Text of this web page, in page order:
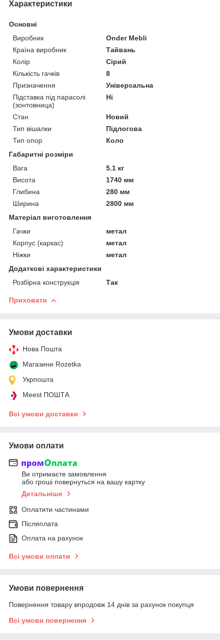
Характеристики
Основні
Виробник
Onder Mebli
Країна виробник
Тайвань
Колір
Сірий
Кількість гачків
8
Призначення
Універсальна
Підставка під парасолі
(зонтовница)
Ні
Стан
Новий
Тип вішалки
Підлогова
Тип опор
Коло
Габаритні розміри
Вага
5.1 кг
Висота
1740 мм
Глибина
280 мм
Ширина
2800 мм
Матеріал виготовлення
Гачки
метал
Корпус (каркас)
метал
Ніжки
метал
Додаткові характеристики
Розбірна конструкція
Так
Приховати
Умови доставки
Нова Пошта
Магазини Rozetka
Укрпошта
Meest ПОШТА
Всі умови доставки
Умови оплати
Ви отримаєте замовлення
або гроші повернуться на вашу картку
Детальніше
Оплатити частинами
Післяплата
Оплата на рахунок
Всі умови оплати
Умови повернення
Повернення товару впродовж 14 днів за рахунок покупця
Всі умови повернення